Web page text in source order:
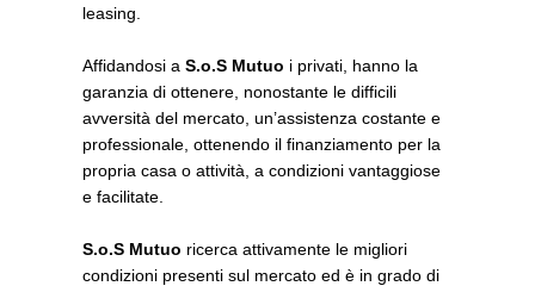
leasing.
Affidandosi a S.o.S Mutuo i privati, hanno la
garanzia di ottenere, nonostante le difficili
avversità del mercato, un’assistenza costante e
professionale, ottenendo il finanziamento per la
propria casa o attività, a condizioni vantaggiose
e facilitate.
S.o.S Mutuo ricerca attivamente le migliori
condizioni presenti sul mercato ed è in grado di